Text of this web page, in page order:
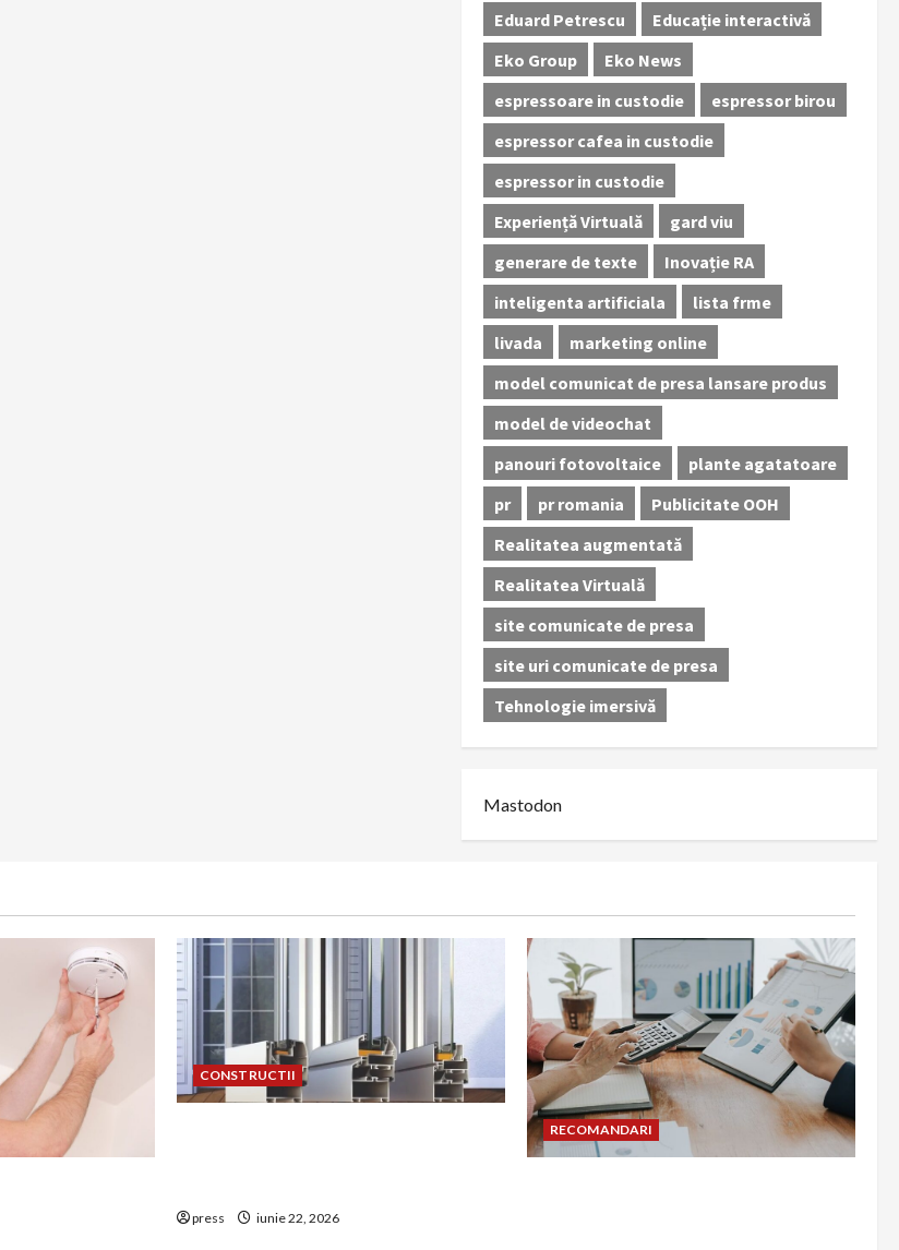
Eduard Petrescu
Educație interactivă
Eko Group
Eko News
espressoare in custodie
espressor birou
espressor cafea in custodie
espressor in custodie
Experiență Virtuală
gard viu
generare de texte
Inovație RA
inteligenta artificiala
lista frme
livada
marketing online
model comunicat de presa lansare produs
model de videochat
panouri fotovoltaice
plante agatatoare
pr
pr romania
Publicitate OOH
Realitatea augmentată
Realitatea Virtuală
site comunicate de presa
site uri comunicate de presa
Tehnologie imersivă
Mastodon
CONSTRUCTII
press iunie 22, 2026
RECOMANDARI